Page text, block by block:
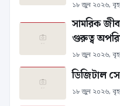
১৮ জুন ২০২৬,
সামরিক
গুরুত্ব
১৮ জুন ২০২৬,
ডিজিটাল
১৮ জুন ২০২৬,